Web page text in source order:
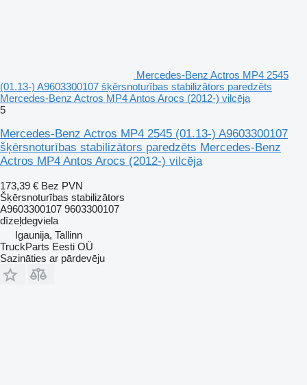
Mercedes-Benz Actros MP4 2545
(01.13-) A9603300107 šķērsnoturības stabilizātors paredzēts
Mercedes-Benz Actros MP4 Antos Arocs (2012-) vilcēja
5
Mercedes-Benz Actros MP4 2545 (01.13-) A9603300107
šķērsnoturības stabilizātors paredzēts Mercedes-Benz
Actros MP4 Antos Arocs (2012-) vilcēja
173,39 € Bez PVN
Šķērsnoturības stabilizātors
A9603300107 9603300107
dīzeļdegviela
Igaunija, Tallinn
TruckParts Eesti OÜ
Sazināties ar pārdevēju